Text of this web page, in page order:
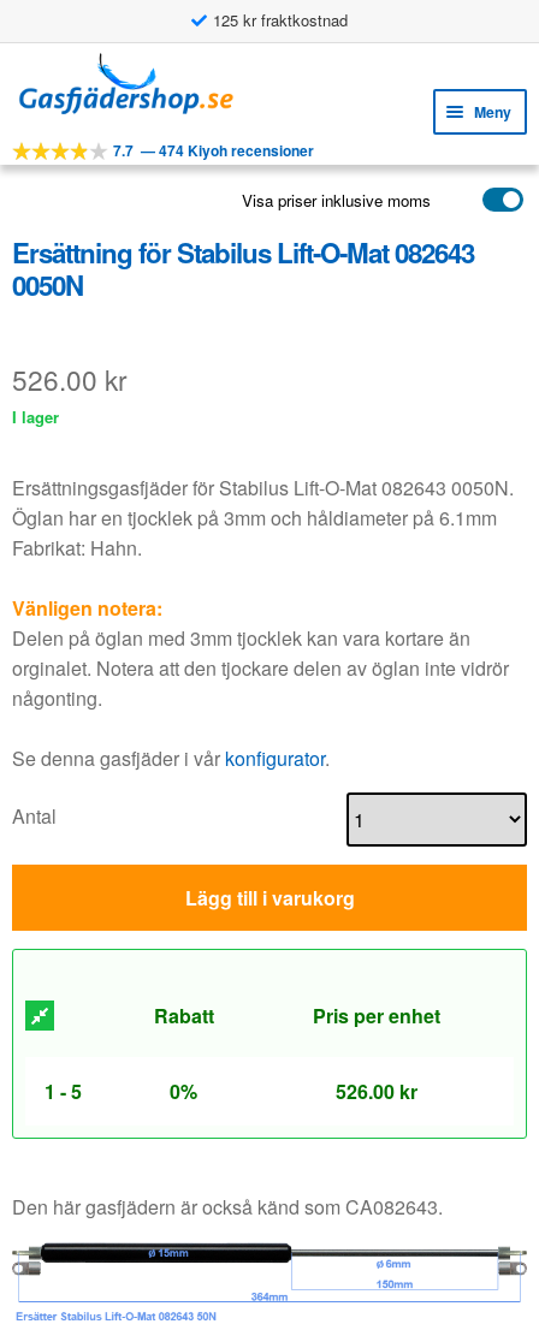
125 kr fraktkostnad
Användningsbara funktioner
till
navigering
till
innehåll
Meny
VERKTYG
APPLIKATIONER
KUNDSERVICE
7.7 —474 Kiyoh recensioner
Visa priser inklusive moms
Ersättning för Stabilus Lift-O-Mat 082643
0050N
526.00 kr
I lager
Ersättningsgasfjäder för Stabilus Lift-O-Mat 082643 0050N.
Öglan har en tjocklek på 3mm och håldiameter på 6.1mm
Fabrikat: Hahn.
Vänligen notera:
Delen på öglan med 3mm tjocklek kan vara kortare än
orginalet. Notera att den tjockare delen av öglan inte vidrör
någonting.
Se denna gasfjäder i vår konfigurator.
Antal
Lägg till i varukorg
Rabatt Pris per enhet
1 - 5 0% 526.00 kr
Den här gasfjädern är också känd som CA082643.